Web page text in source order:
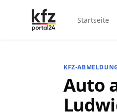
Startseite
KFZ-
Auto